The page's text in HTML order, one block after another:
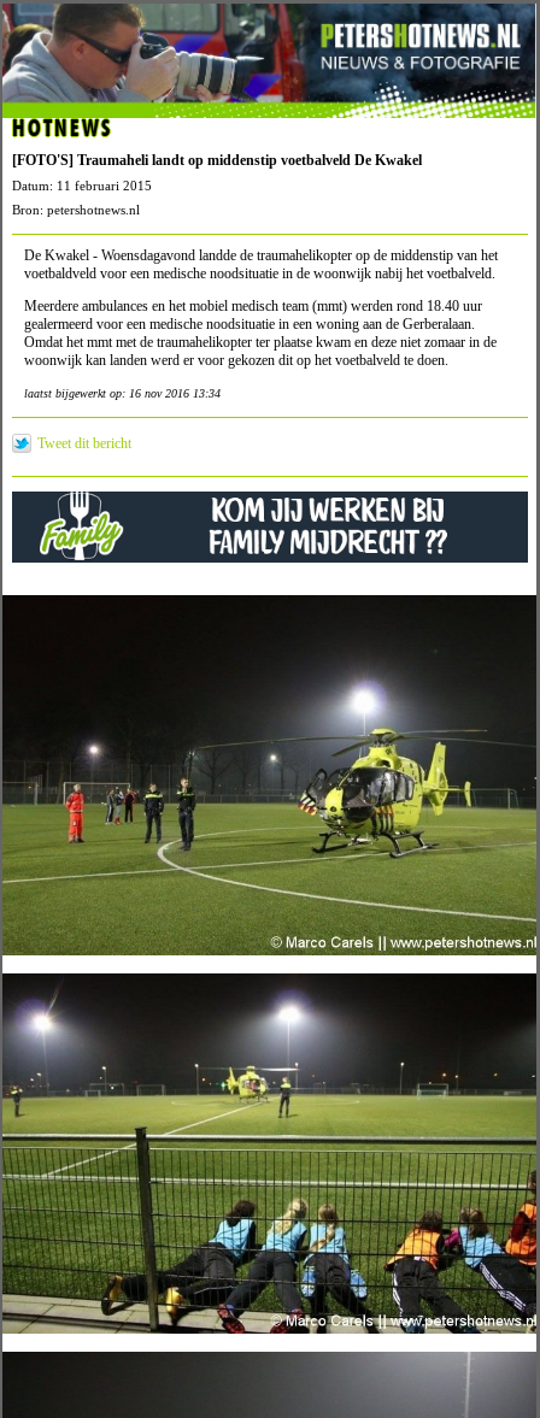
HOTNEWS
[FOTO'S] Traumaheli landt op middenstip voetbalveld De Kwakel
Datum: 11 februari 2015
Bron: petershotnews.nl
De Kwakel - Woensdagavond landde de traumahelikopter op de middenstip van het
voetbaldveld voor een medische noodsituatie in de woonwijk nabij het voetbalveld.
Meerdere ambulances en het mobiel medisch team (mmt) werden rond 18.40 uur
gealermeerd voor een medische noodsituatie in een woning aan de Gerberalaan.
Omdat het mmt met de traumahelikopter ter plaatse kwam en deze niet zomaar in de
woonwijk kan landen werd er voor gekozen dit op het voetbalveld te doen.
laatst bijgewerkt op: 16 nov 2016 13:34
Tweet dit bericht